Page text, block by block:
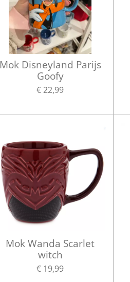
Mok Disneyland Parijs
Goofy
€ 22,99
Mok Wanda Scarlet
witch
€ 19,99